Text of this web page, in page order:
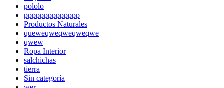
pololo
pppppppppppppp
Productos Naturales
queweqweqweqweqwe
qwew
Ropa Interior
salchichas
tierra
Sin categoría